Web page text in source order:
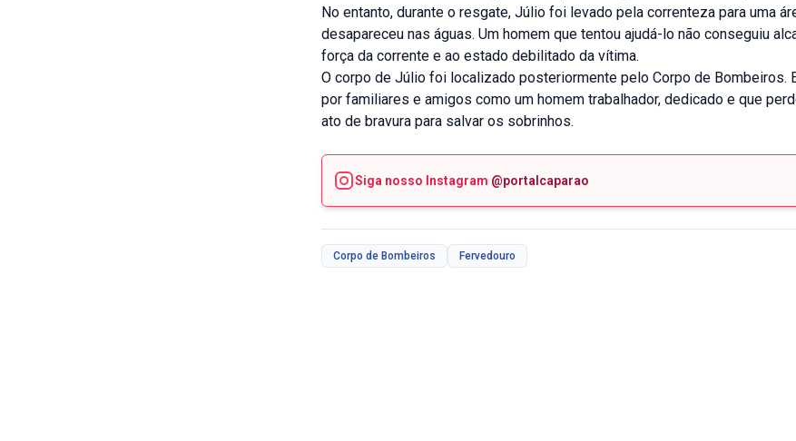
No entanto, durante o resgate, Júlio foi levado pela correnteza para uma
desapareceu nas águas. Um homem que tentou ajudá-lo não conseguiu
força da corrente e ao estado debilitado da vítima.
O corpo de Júlio foi localizado posteriormente pelo Corpo de Bombeiros.
por familiares e amigos como um homem trabalhador, dedicado e que
ato de bravura para salvar os sobrinhos.
Siga nosso Instagram @portalcaparao
Corpo de Bombeiros Fervedouro